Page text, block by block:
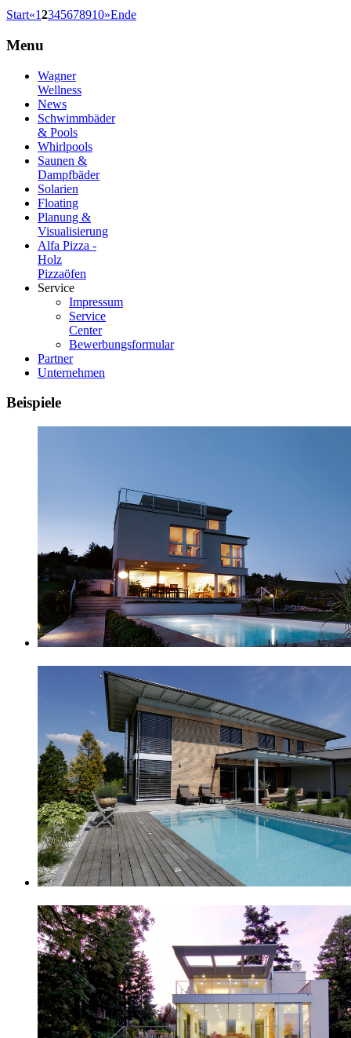
Start«12345678910»Ende
Menu
Wagner
Wellness
News
Schwimmbäder
& Pools
Whirlpools
Saunen &
Dampfbäder
Solarien
Floating
Planung &
Visualisierung
Alfa Pizza -
Holz
Pizzaöfen
Service
Impressum
Service
Center
Bewerbungsformular
Partner
Unternehmen
Beispiele